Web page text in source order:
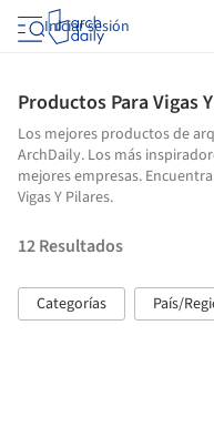
Iniciar sesión
Productos Para Vigas
Los mejores productos de
ArchDaily. Los más
mejores empresas.
Vigas Y Pilares.
12Resultados
Categorías País/